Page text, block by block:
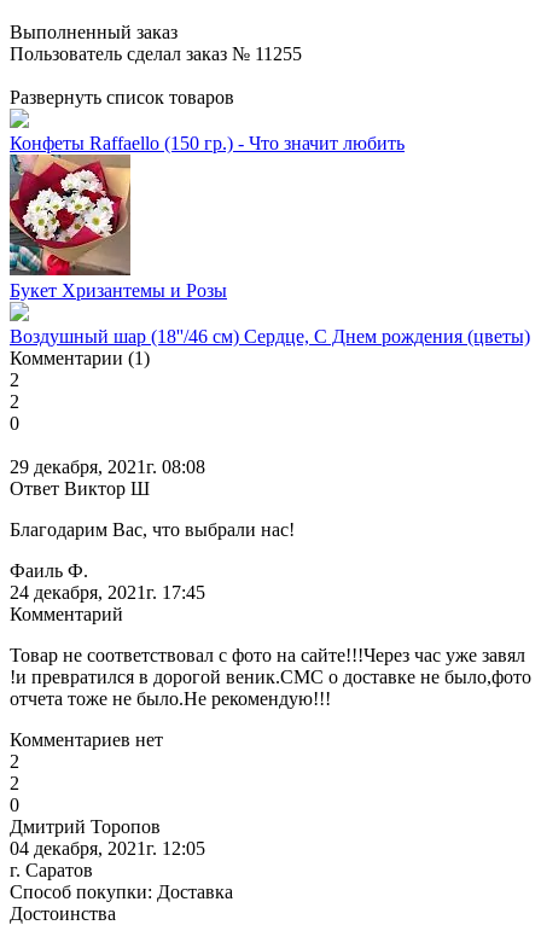
Выполненный заказ
Пользователь сделал заказ № 11255
Развернуть список товаров
Конфеты Raffaello (150 гр.) - Что значит любить
Букет Хризантемы и Розы
Воздушный шар (18''/46 см) Сердце, С Днем рождения (цветы)
Комментарии (1)
2
2
0
29 декабря, 2021г. 08:08
Ответ Виктор Ш
Благодарим Вас, что выбрали нас!
Фаиль Ф.
24 декабря, 2021г. 17:45
Комментарий
Товар не соответствовал с фото на сайте!!!Через час уже завял
!и превратился в дорогой веник.СМС о доставке не было,фото
отчета тоже не было.Не рекомендую!!!
Комментариев нет
2
2
0
Дмитрий Торопов
04 декабря, 2021г. 12:05
г. Саратов
Способ покупки: Доставка
Достоинства